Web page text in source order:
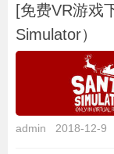
[免费VR游戏
Simulator）
admin 2018-12-9